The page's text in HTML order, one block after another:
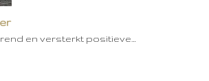
en versterkt positieve…